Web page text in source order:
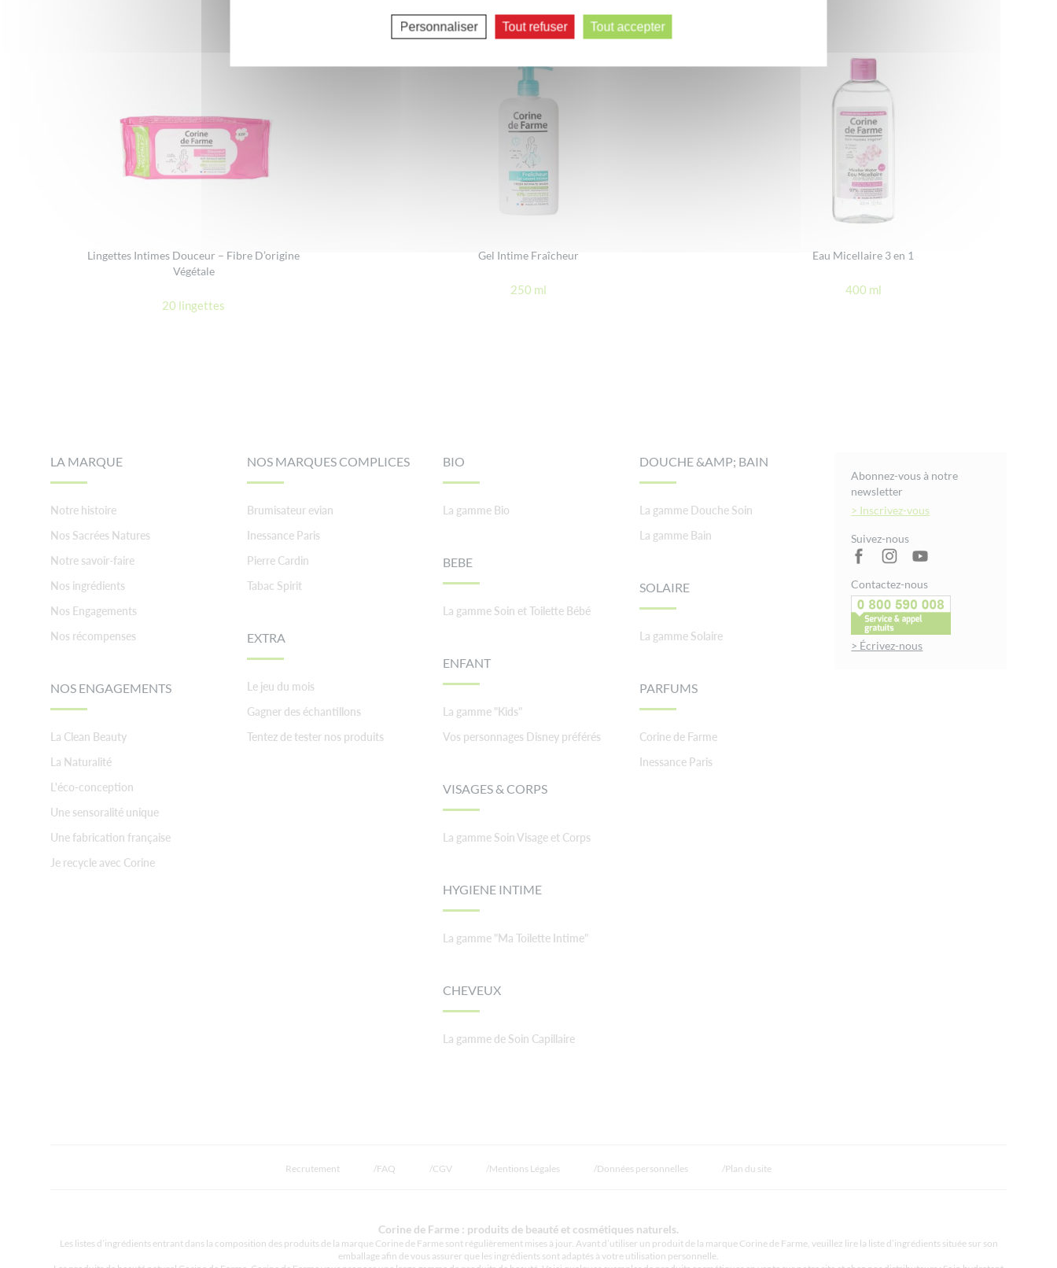
Lingettes Intimes Douceur – Fibre D’origine
Végétale
20 lingettes
Gel Intime Fraîcheur
250 ml
Eau Micellaire 3 en 1
400 ml
LA MARQUE
Notre histoire
Nos Sacrées Natures
Notre savoir-faire
Nos ingrédients
Nos Engagements
Nos récompenses
NOS ENGAGEMENTS
La Clean Beauty
La Naturalité
L'éco-conception
Une sensoralité unique
Une fabrication française
Je recycle avec Corine
NOS MARQUES COMPLICES
Brumisateur evian
Inessance Paris
Pierre Cardin
Tabac Spirit
EXTRA
Le jeu du mois
Gagner des échantillons
Tentez de tester nos produits
BIO
La gamme Bio
BEBE
La gamme Soin et Toilette Bébé
ENFANT
La gamme "Kids"
Vos personnages Disney préférés
VISAGES & CORPS
La gamme Soin Visage et Corps
HYGIENE INTIME
La gamme "Ma Toilette Intime"
CHEVEUX
La gamme de Soin Capillaire
DOUCHE &AMP; BAIN
La gamme Douche Soin
La gamme Bain
SOLAIRE
La gamme Solaire
PARFUMS
Corine de Farme
Inessance Paris
Abonnez-vous à notre
newsletter
> Inscrivez-vous
Suivez-nous
Contactez-nous
> Écrivez-nous
Recrutement FAQ CGV Mentions Légales Données personnelles Plan du site
Corine de Farme : produits de beauté et cosmétiques naturels.
Les listes d’ingrédients entrant dans la composition des produits de la marque Corine de Farme sont régulièrement mises à jour. Avant d’utiliser un produit de la marque Corine de Farme, veuillez lire la liste d’ingrédients située sur son
emballage afin de vous assurer que les ingrédients sont adaptés à votre utilisation personnelle.
Personnaliser Tout refuser Tout accepter